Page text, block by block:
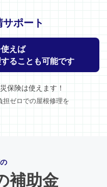
ポート
えば
ることも可能です
保険は使えます！
ゼロでの屋根修理を
補助金